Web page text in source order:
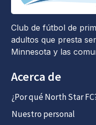
Club de fútbol de
adultos que presta
Minnesota y las
Acerca de
¿Por qué North Star
Nuestro personal